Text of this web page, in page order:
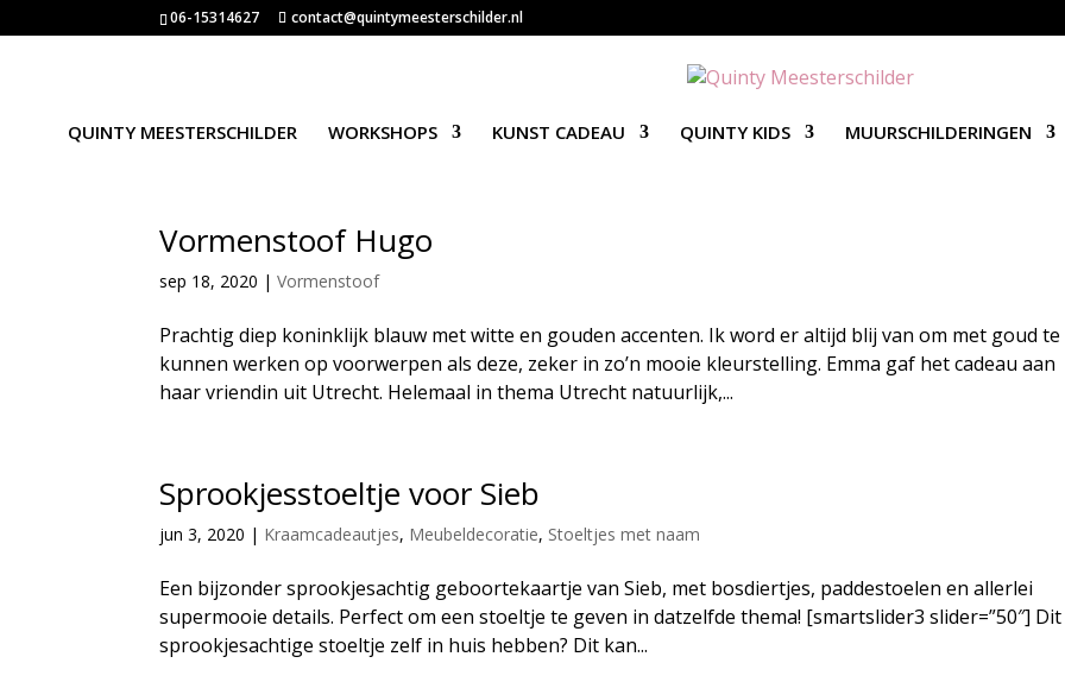
06-15314627 contact@quintymeesterschilder.nl
QUINTY MEESTERSCHILDER WORKSHOPS KUNST CADEAU QUINTY KIDS MUURSCHILDERINGEN
Vormenstoof Hugo
sep 18, 2020 |Vormenstoof
Prachtig diep koninklijk blauw met witte en gouden accenten. Ik word er altijd blij van om met goud te
kunnen werken op voorwerpen als deze, zeker in zo’n mooie kleurstelling. Emma gaf het cadeau aan
haar vriendin uit Utrecht. Helemaal in thema Utrecht natuurlijk,...
Sprookjesstoeltje voor Sieb
jun 3, 2020 | Kraamcadeautjes, Meubeldecoratie, Stoeltjes met naam
Een bijzonder sprookjesachtig geboortekaartje van Sieb, met bosdiertjes, paddestoelen en allerlei
supermooie details. Perfect om een stoeltje te geven in datzelfde thema! [smartslider3 slider=”50″] Dit
sprookjesachtige stoeltje zelf in huis hebben? Dit kan...